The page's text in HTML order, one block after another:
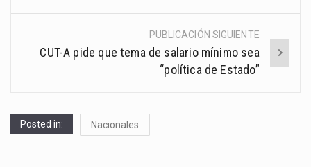
PUBLICACIÓN SIGUIENTE
CUT-A pide que tema de salario mínimo sea
“política de Estado”
Posted in: Nacionales